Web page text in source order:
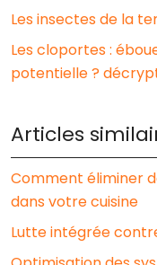
Les insectes de la
Les cloportes :
potentielle ?
Articles
Comment éliminer
dans votre cuisine
Lutte intégrée